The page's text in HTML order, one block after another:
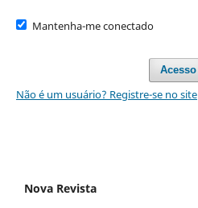
Mantenha-me conectado
Acesso
Não é um usuário? Registre-se no site
Nova Revista